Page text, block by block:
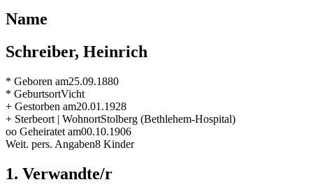
Name
Schreiber, Heinrich
* Geboren am25.09.1880
* GeburtsortVicht
+ Gestorben am20.01.1928
+ Sterbeort | WohnortStolberg (Bethlehem-Hospital)
oo Geheiratet am00.10.1906
Weit. pers. Angaben8 Kinder
1. Verwandte/r